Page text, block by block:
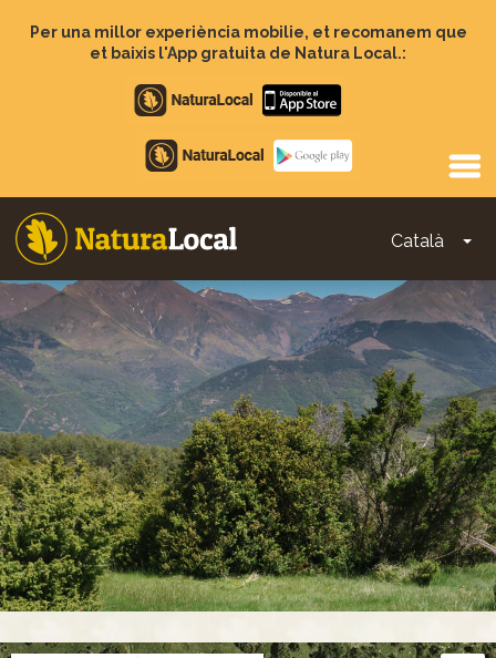
Per una millor experiència mobilie, et recomanem que
et baixis l'App gratuita de Natura Local.:
Apple
store
Google
Play
Català
Main
navigation